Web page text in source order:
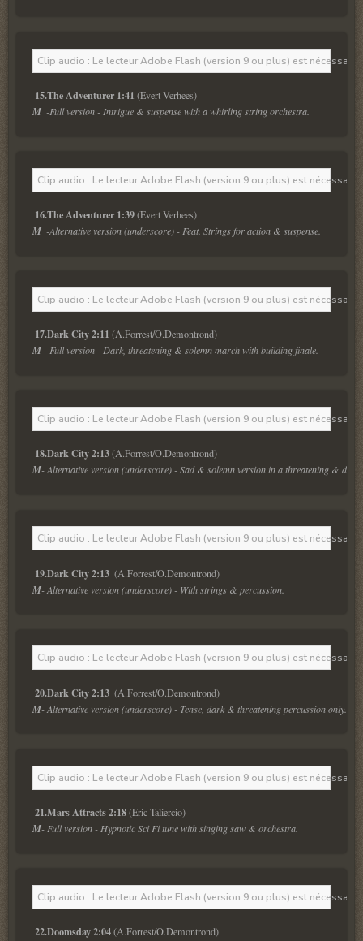
Clip audio : Le lecteur Adobe Flash (version 9 ou plus) est
15.The Adventurer 1:41 (Evert Verhees)
M -Full version - Intrigue & suspense with a whirling string orchestra.
Clip audio : Le lecteur Adobe Flash (version 9 ou plus) est
16.The Adventurer 1:39 (Evert Verhees)
M -Alternative version (underscore) - Feat. Strings for action & suspense.
Clip audio : Le lecteur Adobe Flash (version 9 ou plus) est
17.Dark City 2:11 (A.Forrest/O.Demontrond)
M -Full version - Dark, threatening & solemn march with building finale.
Clip audio : Le lecteur Adobe Flash (version 9 ou plus) est
18.Dark City 2:13 (A.Forrest/O.Demontrond)
M- Alternative version (underscore) - Sad & solemn version in a threatening &
Clip audio : Le lecteur Adobe Flash (version 9 ou plus) est
19.Dark City 2:13
  (A.Forrest/O.Demontrond)
M- Alternative version (underscore) - With strings & percussion.
Clip audio : Le lecteur Adobe Flash (version 9 ou plus) est
20.Dark City 2:13
  (A.Forrest/O.Demontrond)
M- Alternative version (underscore) - Tense, dark & threatening percussion only.
Clip audio : Le lecteur Adobe Flash (version 9 ou plus) est
21.Mars Attracts 2:18 (Eric Taliercio)
M- Full version - Hypnotic Sci Fi tune with singing saw & orchestra.
Clip audio : Le lecteur Adobe Flash (version 9 ou plus) est
22.Doomsday 2:04 (A.Forrest/O.Demontrond)